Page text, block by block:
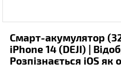
Смарт-акумулятор
iPhone 14 (DEJI) |
Розпізнається iOS як